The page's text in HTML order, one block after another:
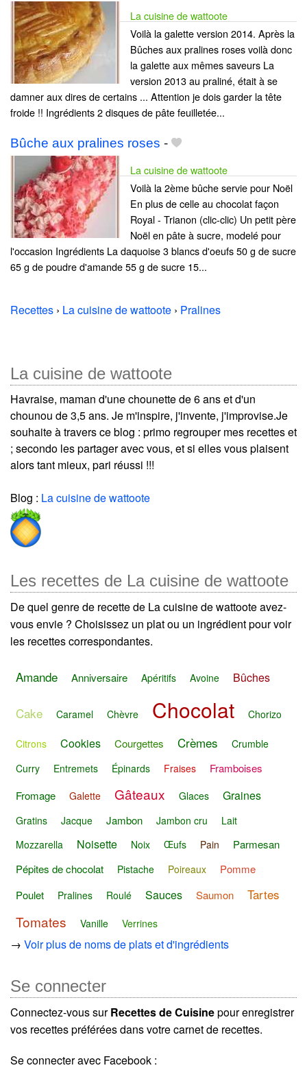
La cuisine de wattoote
Voilà la galette version 2014. Après la
Bûches aux pralines roses voilà donc
la galette aux mêmes saveurs La
version 2013 au praliné, était à se
damner aux dires de certains ... Attention je dois garder la tête
froide !! Ingrédients 2 disques de pâte feuilletée...
Bûche aux pralines roses -
La cuisine de wattoote
Voilà la 2ème bûche servie pour Noël
En plus de celle au chocolat façon
Royal - Trianon (clic-clic) Un petit père
Noël en pâte à sucre, modelé pour
l'occasion Ingrédients La daquoise 3 blancs d'oeufs 50 g de sucre
65 g de poudre d'amande 55 g de sucre 15...
Recettes › La cuisine de wattoote › Pralines
La cuisine de wattoote
Havraise, maman d'une chounette de 6 ans et d'un
chounou de 3,5 ans. Je m'inspire, j'invente, j'improvise.Je
souhaite à travers ce blog : primo regrouper mes recettes et
; secondo les partager avec vous, et si elles vous plaisent
alors tant mieux, pari réussi !!!
Blog : La cuisine de wattoote
Les recettes de La cuisine de wattoote
De quel genre de recette de La cuisine de wattoote avez-
vous envie ? Choisissez un plat ou un ingrédient pour voir
les recettes correspondantes.
Amande Anniversaire Apéritifs Avoine Bûches
Cake Caramel Chèvre Chocolat Chorizo
Citrons Cookies Courgettes Crèmes
Crumble
Curry
Entremets Épinards Fraises
Framboises
Fromage
Galette Gâteaux Glaces Graines
Gratins Jacque Jambon Jambon cru
Lait
Mozzarella
Noisette Noix Œufs Pain
Parmesan
Pépites de chocolat
Pistache Poireaux
Pomme
Poulet
Pralines Roulé Sauces Saumon Tartes
Tomates Vanille Verrines
→ Voir plus de noms de plats et d'ingrédients
Se connecter
Connectez-vous surRecettes de Cuisinepour enregistrer
vos recettes préférées dans votre carnet de recettes.
Se connecter avec Facebook :